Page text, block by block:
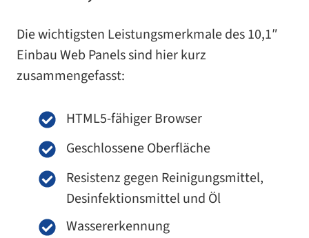
Die wich­tigs­ten Leistungsmerkmale des 10,1″
Einbau Web Panels sind hier kurz
zusammengefasst:
HTML5-​fähiger Browser
Geschlossene Oberfläche
Resistenz gegen Reinigungsmittel,
Desinfektionsmittel und Öl
Wassererkennung